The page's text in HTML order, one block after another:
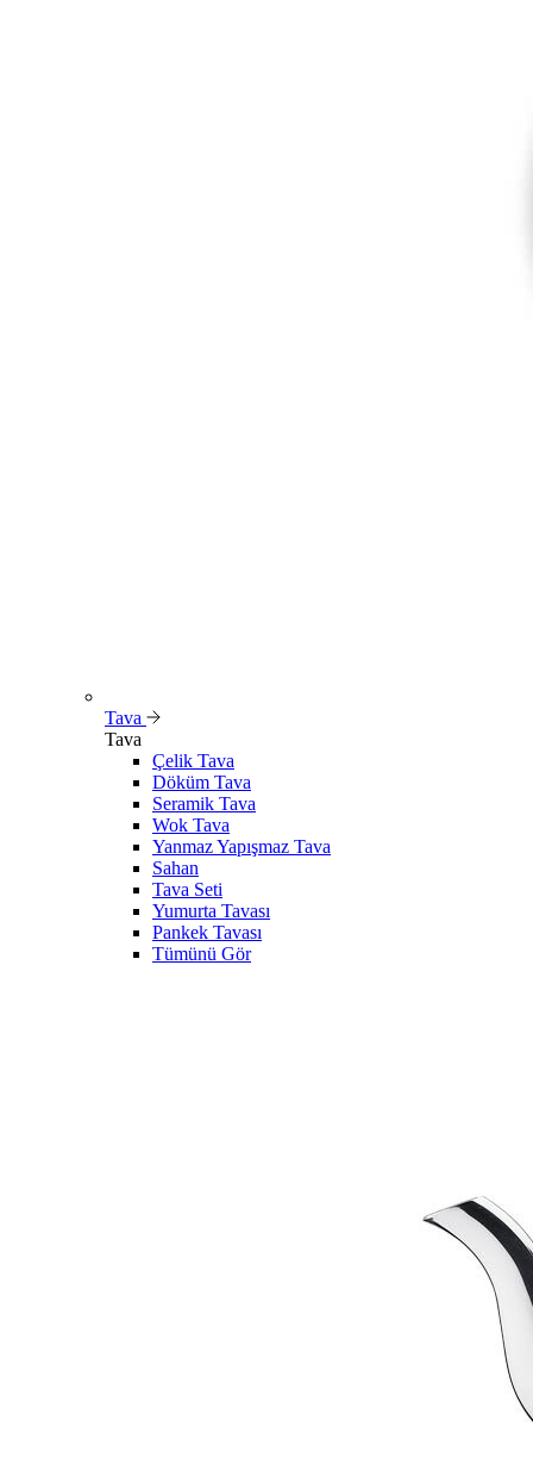
Tava
Tava
Çelik Tava
Döküm Tava
Seramik Tava
Wok Tava
Yanmaz Yapışmaz Tava
Sahan
Tava Seti
Yumurta Tavası
Pankek Tavası
Tümünü Gör